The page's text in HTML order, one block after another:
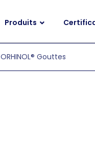
Produits
ORHINOL® Gouttes